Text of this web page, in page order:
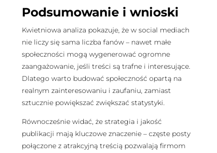
Podsumowanie i wnioski
Kwietniowa analiza pokazuje, że w social mediach
nie liczy się sama liczba fanów – nawet małe
społeczności mogą wygenerować ogromne
zaangażowanie, jeśli treści są trafne i interesujące.
Dlatego warto budować społeczność opartą na
realnym zainteresowaniu i zaufaniu, zamiast
sztucznie powiększać zwiększać statystyki.
Równocześnie widać, że strategia i jakość
publikacji mają kluczowe znaczenie – częste posty
połączone z atrakcyjną treścią pozwalają firmom